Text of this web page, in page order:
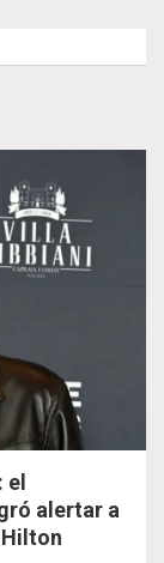
alertar a